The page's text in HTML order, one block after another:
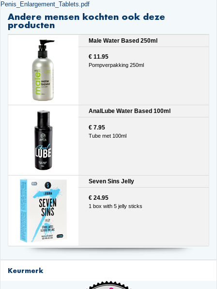
Penis_Enlargement_Tablets.pdf
Andere mensen kochten ook deze
producten
Male Water Based 250ml
€ 11.95
Pompverpakking 250ml
AnalLube Water Based 100ml
€ 7.95
Tube met 100ml
Seven Sins Jelly
€ 24.95
1 box with 5 jelly sticks
Keurmerk